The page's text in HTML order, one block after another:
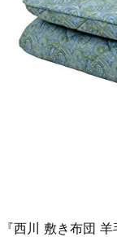
『西川 敷き布団